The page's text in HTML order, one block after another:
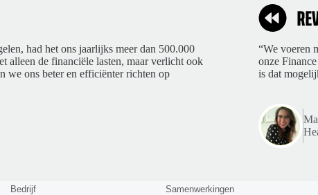
had het ons jaarlijks meer dan 500.000
alleen de financiële lasten, maar verlicht ook
we ons beter en efficiënter richten op
“We voeren
onze
is dat
Bedrijf Samenwerkingen